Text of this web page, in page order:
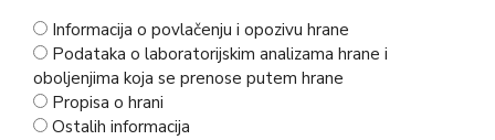
Informacija o povlačenju i opozivu hrane
Podataka o laboratorijskim analizama hrane i
oboljenjima koja se prenose putem hrane
Propisa o hrani
Ostalih informacija